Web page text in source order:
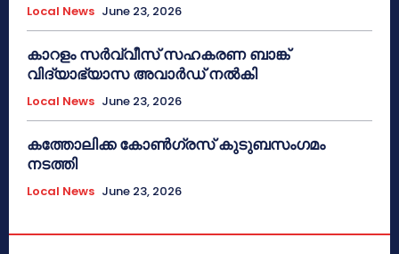
Local News June 23, 2026
കാറളം സർവ്വീസ് സഹകരണ ബാങ്ക്
വിദ്യാഭ്യാസ അവാർഡ് നൽകി
Local News June 23, 2026
കത്തോലിക്ക കോൺഗ്രസ് കുടുബസംഗമം
നടത്തി
Local News June 23, 2026